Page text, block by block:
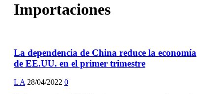
Importaciones
La dependencia de China reduce la economía
de EE.UU. en el primer trimestre
L A 28/04/2022 0